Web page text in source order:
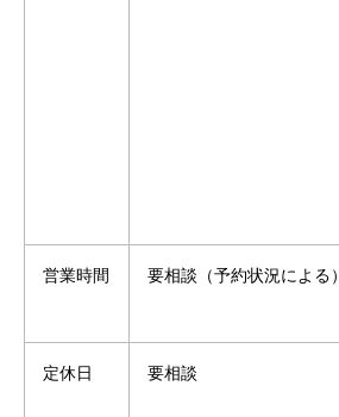
営業時間 要相談（予約状況による）
定休日 要相談